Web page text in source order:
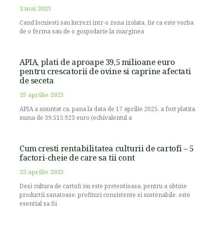
2 mai 2025
Cand locuiesti sau lucrezi intr-o zona izolata, fie ca este vorba
de o ferma sau de o gospodarie la marginea
APIA, plati de aproape 39,5 milioane euro
pentru crescatorii de ovine si caprine afectati
de seceta
25 aprilie 2025
APIA a anuntat ca, pana la data de 17 aprilie 2025, a fost platita
suma de 39.515.923 euro (echivalentul a
Cum cresti rentabilitatea culturii de cartofi – 5
factori-cheie de care sa tii cont
23 aprilie 2025
Desi cultura de cartofi nu este pretentioasa, pentru a obtine
productii sanatoase, profituri consistente si sustenabile, este
esential sa fii